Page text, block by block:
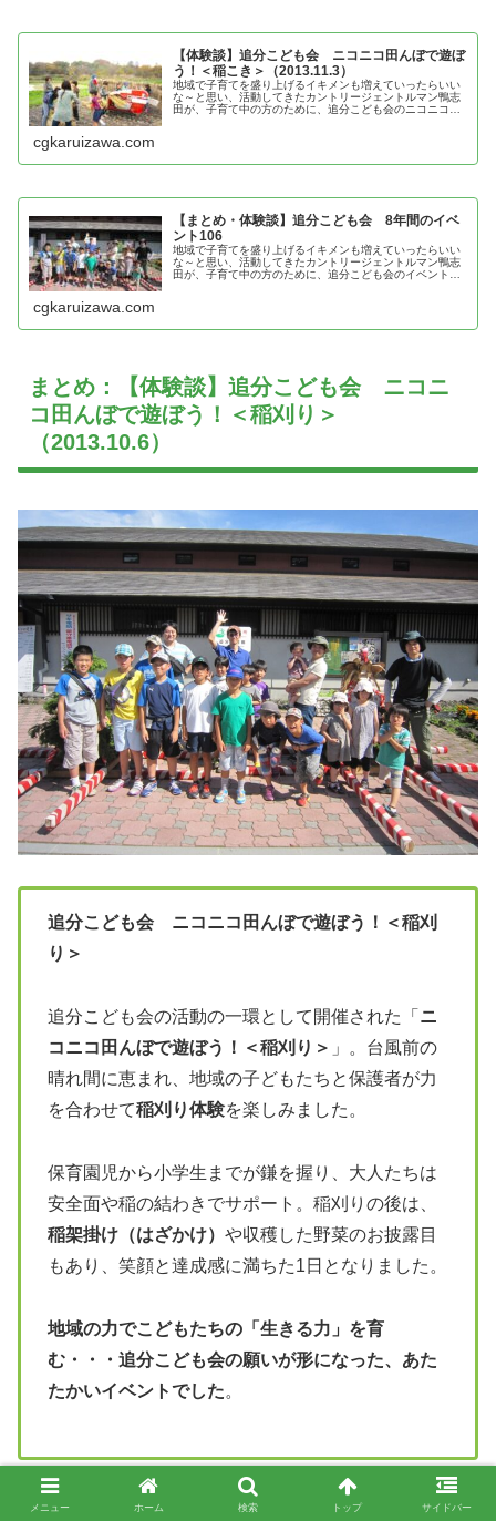
【体験談】追分こども会 ニコニコ田んぼで遊ぼ
う！＜稲こき＞（2013.11.3）
地域で子育てを盛り上げるイキメンも増えていったらいい
な～と思い、活動してきたカントリージェントルマン鴨志
田が、子育て中の方のために、追分こども会のニコニコ田
cgkaruizawa.com
【まとめ・体験談】追分こども会 8年間のイベ
ント106
地域で子育てを盛り上げるイキメンも増えていったらいい
な～と思い、活動してきたカントリージェントルマン鴨志
田が、子育て中の方のために、追分こども会のイベントの
cgkaruizawa.com
まとめ：【体験談】追分こども会 ニコニ
コ田んぼで遊ぼう！＜稲刈り＞
（2013.10.6）
追分こども会 ニコニコ田んぼで遊ぼう！＜稲刈
り＞
追分こども会の活動の一環として開催された「 ニ
コニコ田んぼで遊ぼう！＜稲刈り＞ 」。台風前の
晴れ間に恵まれ、地域の子どもたちと保護者が力
を合わせて稲刈り体験を楽しみました。
保育園児から小学生までが鎌を握り、大人たちは
安全面や稲の結わきでサポート。稲刈りの後は、
稲架掛け（はざかけ） や収穫した野菜のお披露目
もあり、笑顔と達成感に満ちた1日となりました。
地域の力でこどもたちの「生きる力」を育
む・・・追分こども会の願いが形になった、あた
たかいイベントでした。
【おすすめ】イキメン わたしのバイブル
メニュー ホーム 検索 トップ サイドバー